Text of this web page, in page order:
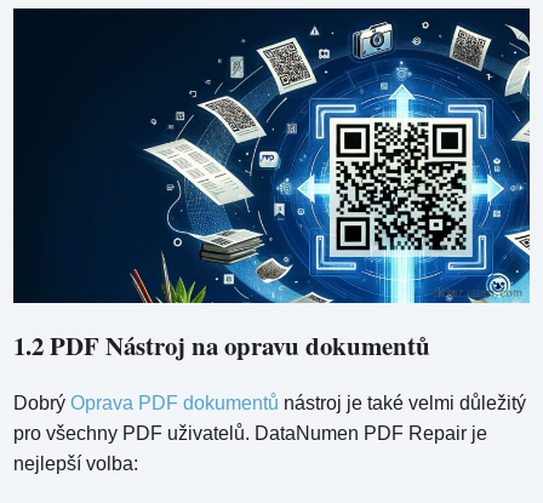
1.2 PDF Nástroj na opravu dokumentů
DobrýOprava PDF dokumentů nástroj je také velmi důležitý
pro všechny PDF uživatelů. DataNumen PDF Repair je
nejlepší volba: